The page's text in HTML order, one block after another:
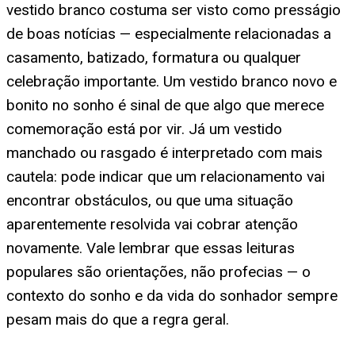
vestido branco costuma ser visto como presságio
de boas notícias — especialmente relacionadas a
casamento, batizado, formatura ou qualquer
celebração importante. Um vestido branco novo e
bonito no sonho é sinal de que algo que merece
comemoração está por vir. Já um vestido
manchado ou rasgado é interpretado com mais
cautela: pode indicar que um relacionamento vai
encontrar obstáculos, ou que uma situação
aparentemente resolvida vai cobrar atenção
novamente. Vale lembrar que essas leituras
populares são orientações, não profecias — o
contexto do sonho e da vida do sonhador sempre
pesam mais do que a regra geral.